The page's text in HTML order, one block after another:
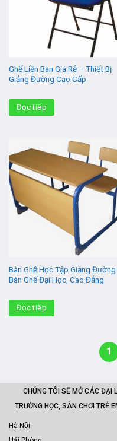
Ghế Liền Bàn Giá Rẻ – Thiết Bị
Giảng Đường Cao Cấp
Đọc tiếp
Bàn Ghế Học Tập Giảng
Bàn Ghế Đại Học, Cao Đẳng
Đọc tiếp
1
CHÚNG TÔI SẼ MỞ CÁC ĐẠI
TRƯỜNG HỌC, SÂN CHƠI TRẺ
Hà Nội